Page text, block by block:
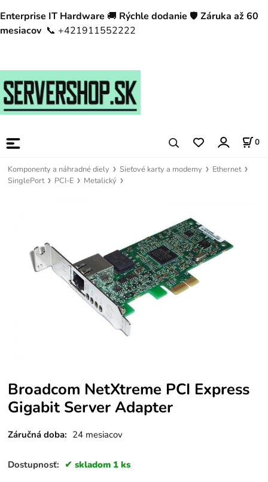
Enterprise IT Hardware 🚚 Rýchle dodanie 🛡️ Záruka až 60
mesiacov 📞 +421911552222
0
Komponenty a náhradné diely Sieťové karty a modemy
Ethernet
SinglePort
PCI-E Metalický
Broadcom NetXtreme PCI Express
Gigabit Server Adapter
Záručná doba: 24 mesiacov
Dostupnosť: skladom 1 ks